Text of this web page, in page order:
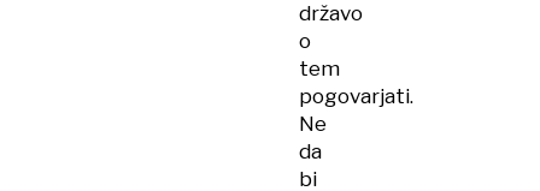
državo
o
tem
pogovarjati.
Ne
da
bi